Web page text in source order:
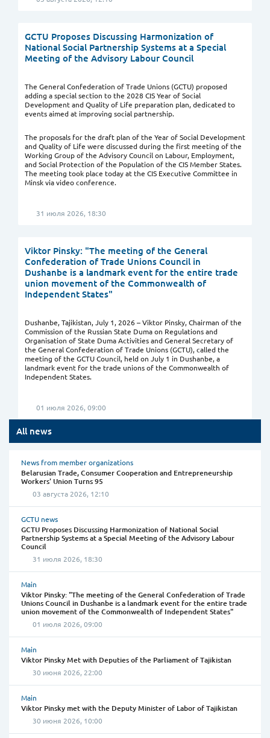
All news
News from member organizations
Belarusian Trade, Consumer Cooperation and Entrepreneurship
Workers' Union Turns 95
03 августа 2026, 12:10
GCTU news
GCTU Proposes Discussing Harmonization of National Social
Partnership Systems at a Special Meeting of the Advisory Labour
Council
31 июля 2026, 18:30
Main
Viktor Pinsky: "The meeting of the General Confederation of Trade
Unions Council in Dushanbe is a landmark event for the entire trade
union movement of the Commonwealth of Independent States"
01 июля 2026, 09:00
Main
Viktor Pinsky Met with Deputies of the Parliament of Tajikistan
30 июня 2026, 22:00
Main
Viktor Pinsky met with the Deputy Minister of Labor of Tajikistan
30 июня 2026, 10:00
GCTU Proposes Discussing Harmonization of
National Social Partnership Systems at a Special
Meeting of the Advisory Labour Council
The General Confederation of Trade Unions (GCTU) proposed
adding a special section to the 2028 CIS Year of Social
Development and Quality of Life preparation plan, dedicated to
events aimed at improving social partnership.
The proposals for the draft plan of the Year of Social Development
and Quality of Life were discussed during the first meeting of the
Working Group of the Advisory Council on Labour, Employment,
and Social Protection of the Population of the CIS Member States.
The meeting took place today at the CIS Executive Committee in
Minsk via video conference.
31 июля 2026, 18:30
Viktor Pinsky: "The meeting of the General
Confederation of Trade Unions Council in
Dushanbe is a landmark event for the entire trade
union movement of the Commonwealth of
Independent States"
Dushanbe, Tajikistan, July 1, 2026 – Viktor Pinsky, Chairman of the
Commission of the Russian State Duma on Regulations and
Organisation of State Duma Activities and General Secretary of
the General Confederation of Trade Unions (GCTU), called the
meeting of the GCTU Council, held on July 1 in Dushanbe, a
landmark event for the trade unions of the Commonwealth of
Independent States.
01 июля 2026, 09:00